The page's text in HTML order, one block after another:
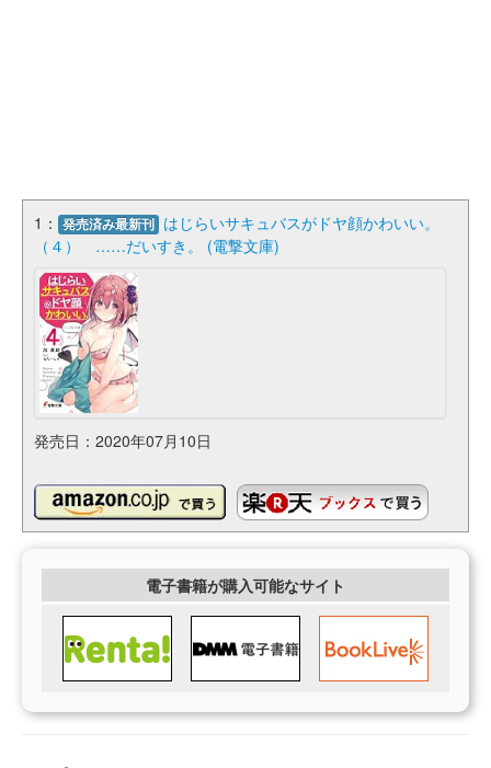
1： 発売済み最新刊 はじらいサキュバスがドヤ顔かわいい。
（４） ……だいすき。 (電撃文庫)
発売日：2020年07月10日
電子書籍が購入可能なサイト